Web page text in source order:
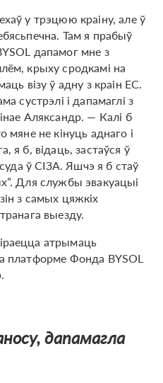
у трэцюю краіну, але ў
Там я прабыў
дапамог мне з
крыху сродкамі на
візу ў адну з краін ЕС.
сустрэлі і дапамаглі з
Аляксандр. — Калі б
не кінуць аднаго і
я б, відаць, застаўся ў
ў СІЗА. Яшчэ я б стаў
Для службы эвакуацыі
з самых цяжкіх
выезду.
атрымаць
платформе Фонда BYSOL
дапамагла